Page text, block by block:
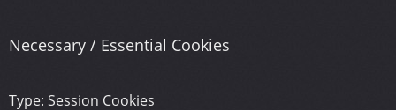
Necessary / Essential Cookies
Type: Session Cookies